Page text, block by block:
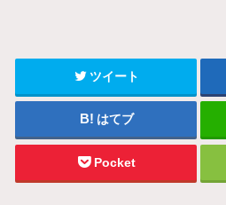
ツイート
はてブ
Pocket